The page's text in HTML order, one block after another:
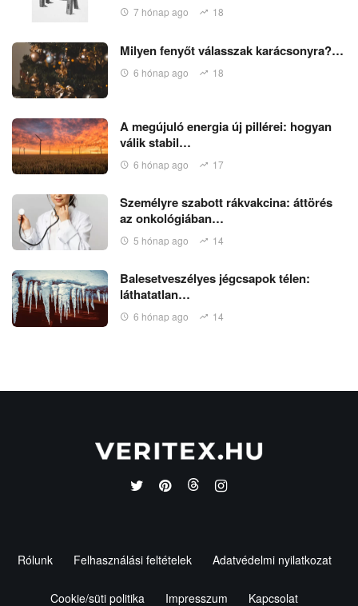
7 hónap ago 18
Milyen fenyőt válasszak karácsonyra?…
6 hónap ago 18
A megújuló energia új pillérei: hogyan
válik stabil…
6 hónap ago 17
Személyre szabott rákvakcina: áttörés
az onkológiában…
5 hónap ago 14
Balesetveszélyes jégcsapok télen:
láthatatlan…
6 hónap ago 14
Rólunk Felhasználási feltételek Adatvédelmi nyilatkozat
Cookie/süti politika Impresszum Kapcsolat